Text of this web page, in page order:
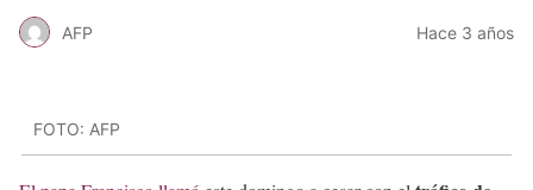
AFP Hace 3 años
FOTO: AFP